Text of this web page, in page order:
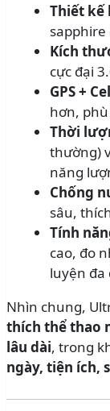
Thiết kế
Kích
cực đại
GPS +
hơn,
Thời
thường)
năng
Chống
sâu,
Tính
cao, đo
luyện đa
Nhìn chung,
thích thể thao
lâu dài, trong
ngày, tiện ích,